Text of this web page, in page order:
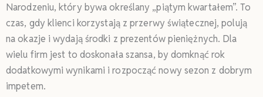
Narodzeniu, który bywa określany „piątym kwartałem”. To
czas, gdy klienci korzystają z przerwy świątecznej, polują
na okazje i wydają środki z prezentów pieniężnych. Dla
wielu firm jest to doskonała szansa, by domknąć rok
dodatkowymi wynikami i rozpocząć nowy sezon z dobrym
impetem.